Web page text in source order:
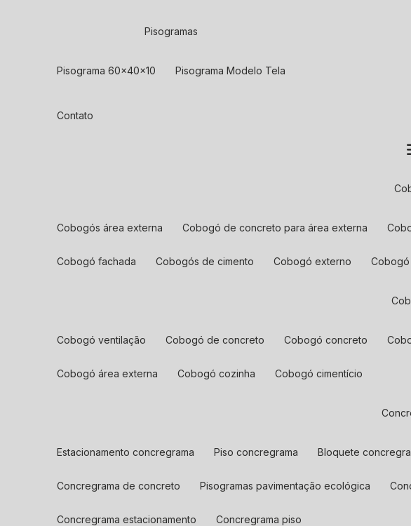
Pisogramas
Pisograma 60x40x10 Pisograma Modelo Tela
Contato
cobogós área externa cobogó de concreto para área externa
cobogó fachada cobogós de cimento cobogó externo
cobogó ventilação cobogó de concreto cobogó concreto
cobogó área externa cobogó cozinha cobogó cimentício
estacionamento concregrama piso concregrama bloquete
concregrama de concreto pisogramas pavimentação ecológica
concregrama estacionamento concregrama piso